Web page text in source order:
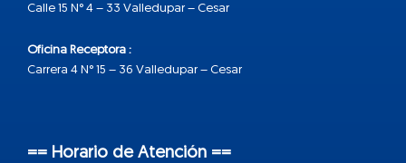
Calle 15 N° 4 – 33 Valledupar – Cesar
Oficina Receptora :
Carrera 4 N° 15 – 36 Valledupar – Cesar
== Horario de Atención ==